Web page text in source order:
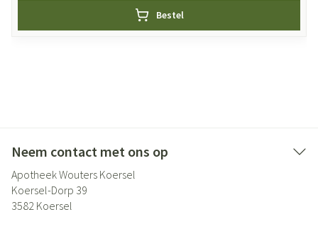
Bestel
Neem contact met ons op
Apotheek Wouters Koersel
Koersel-Dorp 39
3582 Koersel